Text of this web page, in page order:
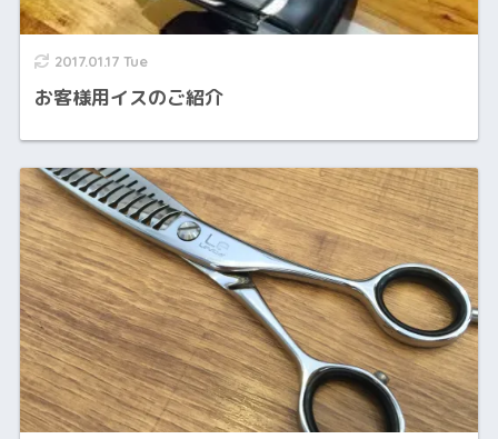
2017.01.17 Tue
お客様用イスのご紹介